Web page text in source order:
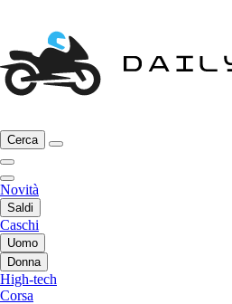
Cerca
Novità
Saldi
Caschi
Uomo
Donna
High-tech
Corsa